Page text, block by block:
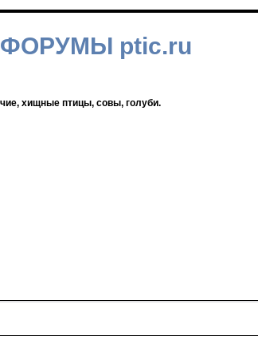
ФОРУМЫ ptic.ru
хищные птицы, совы, голуби.